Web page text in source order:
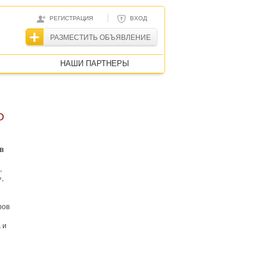
РЕГИСТРАЦИЯ | ВХОД
РАЗМЕСТИТЬ ОБЪЯВЛЕНИЕ
НАШИ ПАРТНЕРЫ
и